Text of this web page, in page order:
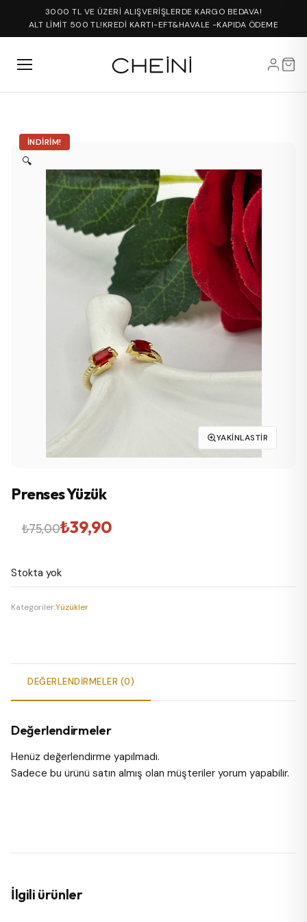
3000 TL VE ÜZERİ ALIŞVERİŞLERDE KARGO BEDAVA!
ALT LİMİT 500 TL!KREDİ KARTI-EFT&HAVALE -KAPIDA ÖDEME
İNDIRIM!
🔍
YAKINLASTIR
Prenses Yüzük
₺75,00
Orijinal
₺75,00.
₺39,90
Şu
fiyat:
₺39,90.
Stokta yok
Kategoriler:Yüzükler
DEĞERLENDIRMELER (0)
Değerlendirmeler
Henüz değerlendirme yapılmadı.
Sadece bu ürünü satın almış olan müşteriler yorum yapabilir.
İlgili ürünler